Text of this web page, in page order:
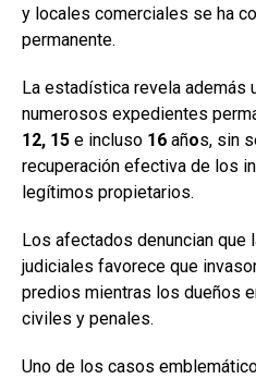
y locales comerciales se ha
permanente.
La estadística revela además
numerosos expedientes
12, 15 e incluso 16 años, sin
recuperación efectiva de los
legítimos propietarios.
Los afectados denuncian
judiciales favorece que
predios mientras los dueños
civiles y penales.
Uno de los casos